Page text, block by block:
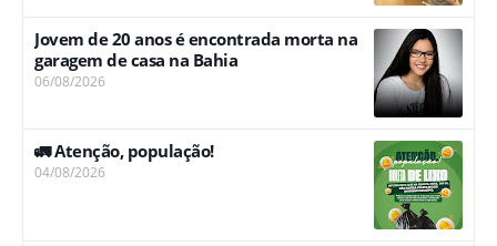
Jovem de 20 anos é encontrada morta na
garagem de casa na Bahia
06/08/2026
🚛 Atenção, população!
04/08/2026